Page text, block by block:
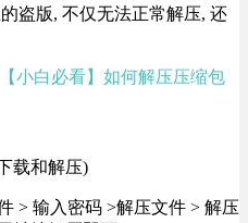
盗版, 不仅无法正常解压, 还
小白必看】如何解压压缩包
载和解压)
> 输入密码 >解压文件 > 解压